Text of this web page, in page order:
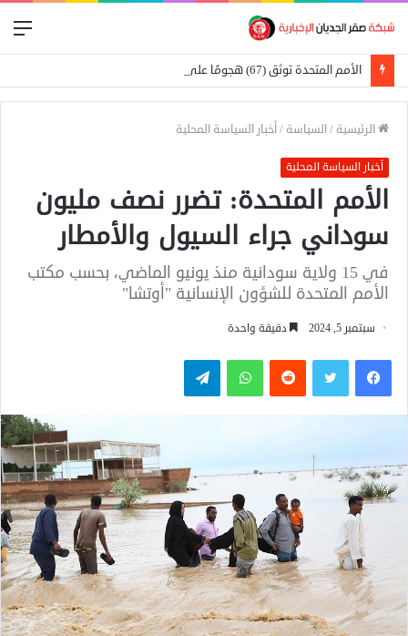
الأمم المتحدة توثق (67) هجومًا على المدارس في السودان
الرئيسية /السياسة /أخبار السياسة المحلية
أخبار السياسة المحلية
الأمم المتحدة: تضرر نصف مليون
سوداني جراء السيول والأمطار
في 15 ولاية سودانية منذ يونيو الماضي، بحسب مكتب
الأمم المتحدة للشؤون الإنسانية "أوتشا"
سبتمبر 5, 2024 دقيقة واحدة
فيسبوكتويتر واتساب تيلقرام